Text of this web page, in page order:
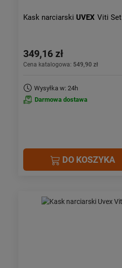
Kask narciarski UVEX Viti Set
349,16 zł
Cena katalogowa: 549,90 zł
Wysyłka w: 24h
Darmowa dostawa
DO KOSZYKA